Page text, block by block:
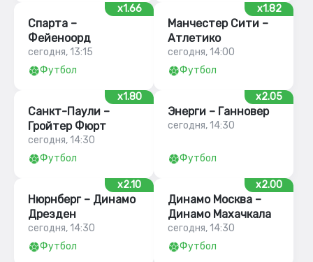
x1.66
Спарта –
Фейеноорд
сегодня, 13:15
Футбол
x1.82
Манчестер Сити –
Атлетико
сегодня, 14:00
Футбол
x1.80
Санкт-Паули –
Гройтер Фюрт
сегодня, 14:30
Футбол
x2.05
Энерги – Ганновер
сегодня, 14:30
Футбол
x2.10
Нюрнберг – Динамо
Дрезден
сегодня, 14:30
Футбол
x2.00
Динамо Москва –
Динамо Махачкала
сегодня, 14:30
Футбол